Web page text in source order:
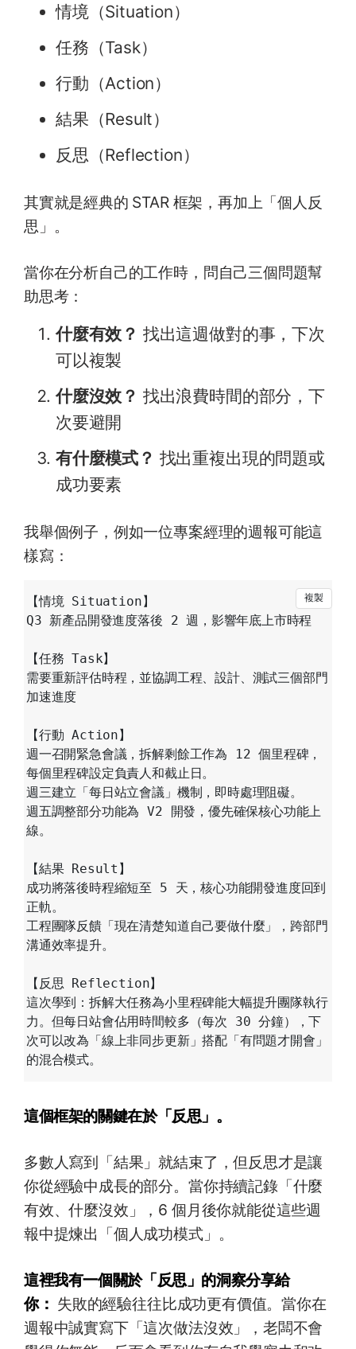
情境（Situation）
任務（Task）
行動（Action）
結果（Result）
反思（Reflection）
其實就是經典的 STAR 框架，再加上「個人反
思」。
當你在分析自己的工作時，問自己三個問題幫
助思考：
什麼有效？ 找出這週做對的事，下次
可以複製
什麼沒效？ 找出浪費時間的部分，下
次要避開
有什麼模式？ 找出重複出現的問題或
成功要素
我舉個例子，例如一位專案經理的週報可能這
樣寫：
【情境 Situation】
Q3 新產品開發進度落後 2 週，影響年底上市時程
【任務 Task】
需要重新評估時程，並協調工程、設計、測試三個部門
加速進度
【行動 Action】
週一召開緊急會議，拆解剩餘工作為 12 個里程碑，
每個里程碑設定負責人和截止日。
週三建立「每日站立會議」機制，即時處理阻礙。
週五調整部分功能為 V2 開發，優先確保核心功能上
線。
【結果 Result】
成功將落後時程縮短至 5 天，核心功能開發進度回到
正軌。
工程團隊反饋「現在清楚知道自己要做什麼」，跨部門
溝通效率提升。
【反思 Reflection】
這次學到：拆解大任務為小里程碑能大幅提升團隊執行
力。但每日站會佔用時間較多（每次 30 分鐘），下
次可以改為「線上非同步更新」搭配「有問題才開會」
這個框架的關鍵在於「反思」。
多數人寫到「結果」就結束了，但反思才是讓
你從經驗中成長的部分。當你持續記錄「什麼
有效、什麼沒效」，6 個月後你就能從這些週
報中提煉出「個人成功模式」。
這裡我有一個關於「反思」的洞察分享給
你： 失敗的經驗往往比成功更有價值。當你在
週報中誠實寫下「這次做法沒效」，老闆不會